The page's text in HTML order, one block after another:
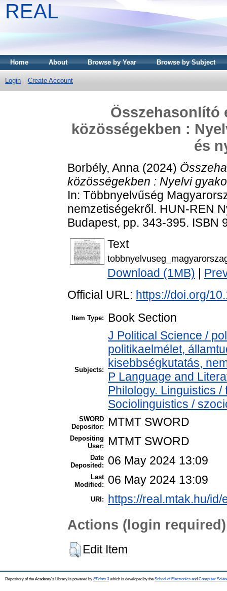
REAL
Home About Browse by Year Browse by Subject
Login Create Account
Összehasonlító
közösségekben :
és
Borbély, Anna (2024)
közösségekben : Nyelvi
In: Többnyelvűség
nemzetiségekről. HUN-REN
Budapest, pp. 343-395. ISBN
Text
Download (1MB)
Official URL: https://doi.org/
Item Type: Book Section
Subjects:
J Political Science /
politikaelmélet,
kisebbségkutatás,
P Language and
Philology. Linguistics
Sociolinguistics /
SWORD
Depositor:
MTMT SWORD
Depositing
User:
MTMT SWORD
Date
Deposited:
06 May 2024 13:09
Last
Modified:
06 May 2024 13:09
URI: https://real.mtak.hu/
Actions (login required)
Edit Item
Repository of the Academy's Library is powered by EPrints 3which is developed by the School of Electronics and Computer